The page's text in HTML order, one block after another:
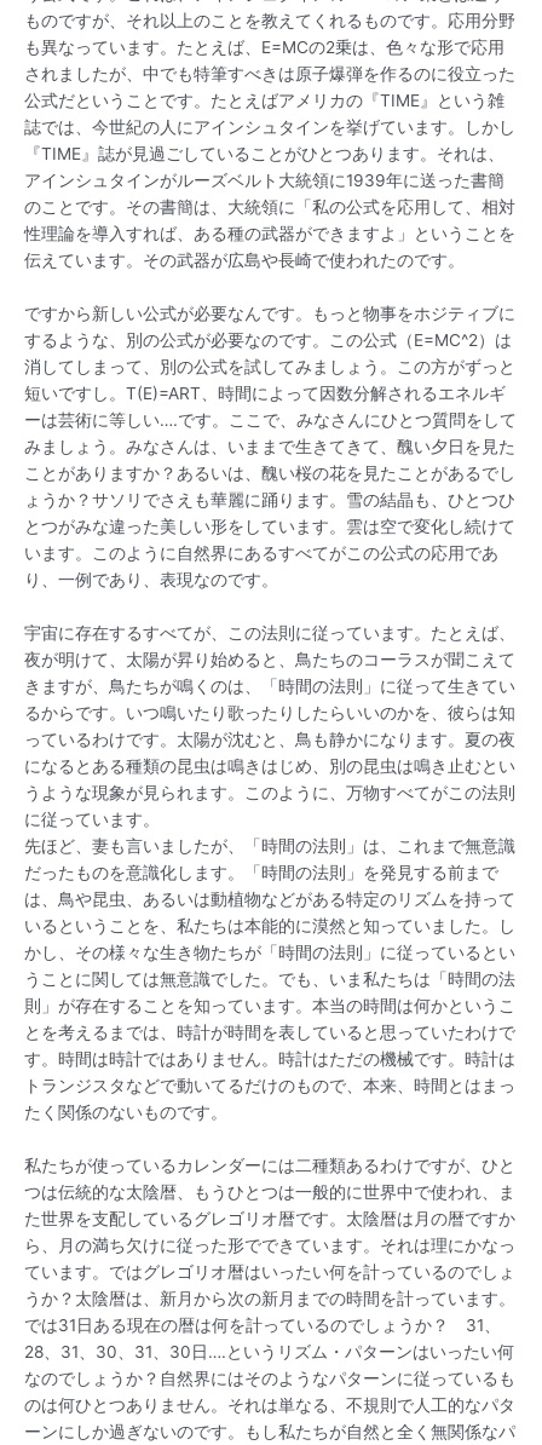
ものですが、それ以上のことを教えてくれるものです。応用分野
も異なっています。たとえば、E=MCの2乗は、色々な形で応用
されましたが、中でも特筆すべきは原子爆弾を作るのに役立った
公式だということです。たとえばアメリカの『TIME』という雑
誌では、今世紀の人にアインシュタインを挙げています。しかし
『TIME』誌が見過ごしていることがひとつあります。それは、
アインシュタインがルーズベルト大統領に1939年に送った書簡
のことです。その書簡は、大統領に「私の公式を応用して、相対
性理論を導入すれば、ある種の武器ができますよ」ということを
伝えています。その武器が広島や長崎で使われたのです。
ですから新しい公式が必要なんです。もっと物事をホジティブに
するような、別の公式が必要なのです。この公式（E=MC^2）は
消してしまって、別の公式を試してみましょう。この方がずっと
短いですし。T(E)=ART、時間によって因数分解されるエネルギ
ーは芸術に等しい….です。ここで、みなさんにひとつ質問をして
みましょう。みなさんは、いままで生きてきて、醜い夕日を見た
ことがありますか？あるいは、醜い桜の花を見たことがあるでし
ょうか？サソリでさえも華麗に踊ります。雪の結晶も、ひとつひ
とつがみな違った美しい形をしています。雲は空で変化し続けて
います。このように自然界にあるすべてがこの公式の応用であ
り、一例であり、表現なのです。
宇宙に存在するすべてが、この法則に従っています。たとえば、
夜が明けて、太陽が昇り始めると、鳥たちのコーラスが聞こえて
きますが、鳥たちが鳴くのは、「時間の法則」に従って生きてい
るからです。いつ鳴いたり歌ったりしたらいいのかを、彼らは知
っているわけです。太陽が沈むと、鳥も静かになります。夏の夜
になるとある種類の昆虫は鳴きはじめ、別の昆虫は鳴き止むとい
うような現象が見られます。このように、万物すべてがこの法則
に従っています。
先ほど、妻も言いましたが、「時間の法則」は、これまで無意識
だったものを意識化します。「時間の法則」を発見する前まで
は、鳥や昆虫、あるいは動植物などがある特定のリズムを持って
いるということを、私たちは本能的に漠然と知っていました。し
かし、その様々な生き物たちが「時間の法則」に従っているとい
うことに関しては無意識でした。でも、いま私たちは「時間の法
則」が存在することを知っています。本当の時間は何かというこ
とを考えるまでは、時計が時間を表していると思っていたわけで
す。時間は時計ではありません。時計はただの機械です。時計は
トランジスタなどで動いてるだけのもので、本来、時間とはまっ
たく関係のないものです。
私たちが使っているカレンダーには二種類あるわけですが、ひと
つは伝統的な太陰暦、もうひとつは一般的に世界中で使われ、ま
た世界を支配しているグレゴリオ暦です。太陰暦は月の暦ですか
ら、月の満ち欠けに従った形でできています。それは理にかなっ
ています。ではグレゴリオ暦はいったい何を計っているのでしょ
うか？太陰暦は、新月から次の新月までの時間を計っています。
では31日ある現在の暦は何を計っているのでしょうか？ 31、
28、31、30、31、30日….というリズム・パターンはいったい何
なのでしょうか？自然界にはそのようなパターンに従っているも
のは何ひとつありません。それは単なる、不規則で人工的なパタ
ーンにしか過ぎないのです。もし私たちが自然と全く無関係なパ